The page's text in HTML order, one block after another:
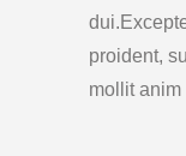
proident,
mollit